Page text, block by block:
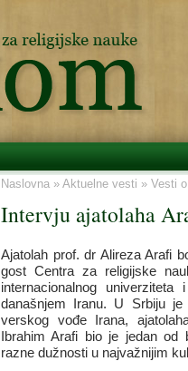
Naslovna » Aktuelne vesti » Vesti
Intervju ajatolaha
Ajatolah prof. dr Alireza Arafi
gost Centra za religijske
internacionalnog
današnjem Iranu. U Srbiju
verskog vođe Irana,
Ibrahim Arafi bio je jedan od
razne dužnosti u najvažnijim